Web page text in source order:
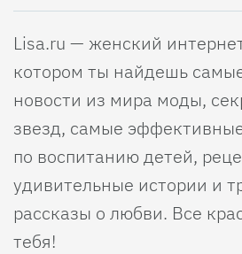
Lisa.ru — женский
котором ты найдешь
новости из мира моды,
звезд, самые
по воспитанию детей,
удивительные истории и
рассказы о любви. Все
тебя!